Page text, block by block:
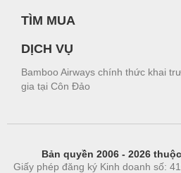
TÌM MUA
DỊCH VỤ
Bamboo Airways chính thức khai
gia tại Côn Đảo
Bản quyền 2006 - 2026
Giấy phép đăng ký Kinh doanh số: